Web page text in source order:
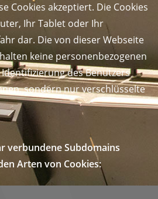
Cookies akzeptiert. Die Cookies
Ihr Tablet oder Ihr
dar. Die von dieser Webseite
keine personenbezogenen
des Benutzers
sondern nur verschlüsselte
verbundene Subdomains
Arten von Cookies: